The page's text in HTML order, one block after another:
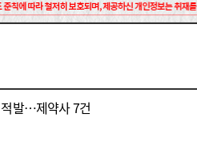
발…제약사 7건